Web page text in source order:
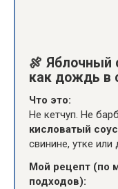
🍖 Яблочный
как дождь в
Что это:
Не кетчуп. Не
кисловатый соус
свинине, утке
Мой рецепт (по
подходов):